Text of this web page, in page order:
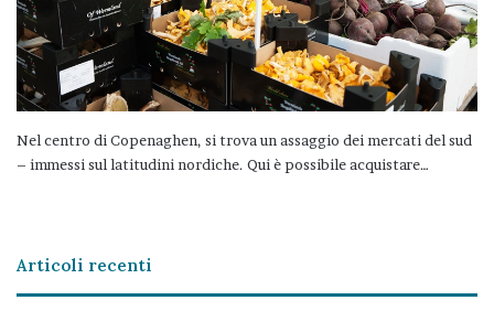
Nel centro di Copenaghen, si trova un assaggio dei mercati del sud
– immessi sul latitudini nordiche. Qui è possibile acquistare…
Articoli recenti